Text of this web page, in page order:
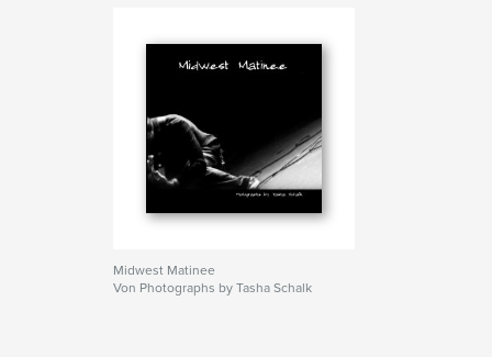
Midwest Matinee
Von Photographs by Tasha Schalk